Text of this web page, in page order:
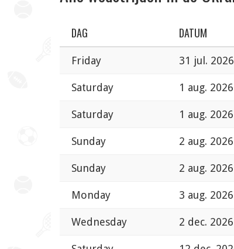
DAG DATUM
Friday 31 jul.
Saturday 1 aug.
Saturday 1 aug.
Sunday 2 aug.
Sunday 2 aug.
Monday 3 aug.
Wednesday 2 dec.